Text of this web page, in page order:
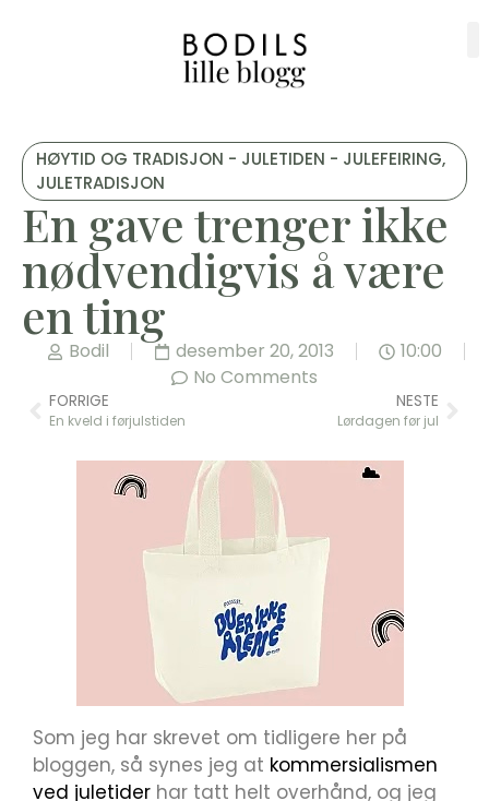
HØYTID OG TRADISJON - JULETIDEN - JULEFEIRING,
JULETRADISJON
En gave trenger ikke
nødvendigvis å være
en ting
Bodil desember 20, 2013
10:00
No Comments
FORRIGE
En kveld i førjulstiden
NESTE
Lørdagen før jul
Som jeg har skrevet om tidligere her på
bloggen, så synes jeg at kommersialismen
ved juletider har tatt helt overhånd, og jeg